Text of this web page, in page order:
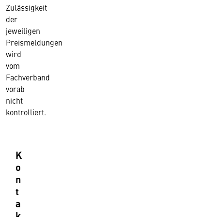
Zulässigkeit
der
jeweiligen
Preismeldungen
wird
vom
Fachverband
vorab
nicht
kontrolliert.
K
o
n
t
a